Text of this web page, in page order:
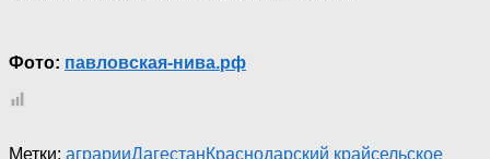
Фото: павловская-нива.рф
Метки: аграрииДагестанКраснодарский крайсельское